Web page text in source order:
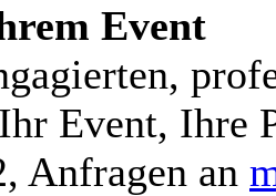
Event
Event, Ihre
Anfragen an